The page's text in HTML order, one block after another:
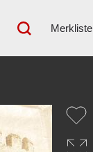
Merkliste